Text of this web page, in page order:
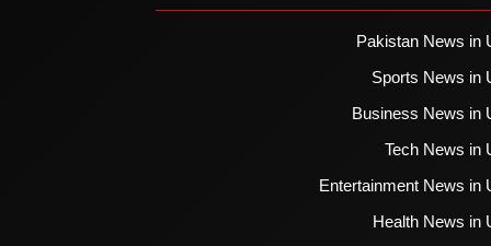
Pakistan News in
Sports News in
Business News in
Tech News in
Entertainment News in
Health News in